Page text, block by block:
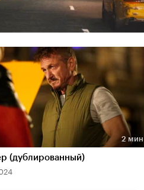
2 мин
2 мин
(дублированный)